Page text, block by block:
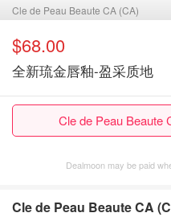
Cle de Peau Beaute CA (CA)
$68.00
全新琉金唇釉-盈采质地
Cle de Peau
Dealmoon may be paid
Cle de Peau Beaute CA